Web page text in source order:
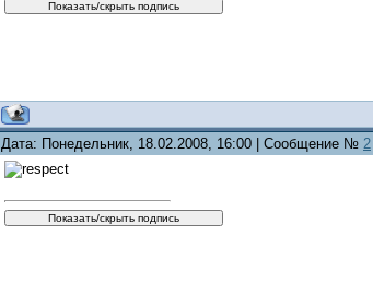
Дата: Понедельник, 18.02.2008, 16:00 | Сообщение № 2